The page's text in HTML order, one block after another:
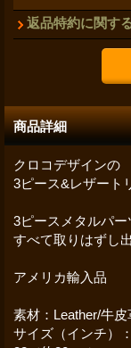
返品特約に関す
商品詳細
クロコデザインの
3ピース&レザート
3ピースメタルパー
すべて取りはずし
アメリカ輸入品
素材：Leather/牛皮
サイズ（インチ）：